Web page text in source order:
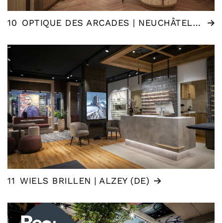
10 OPTIQUE DES ARCADES | NEUCHÂTEL (CH)
11 WIELS BRILLEN | ALZEY (DE)